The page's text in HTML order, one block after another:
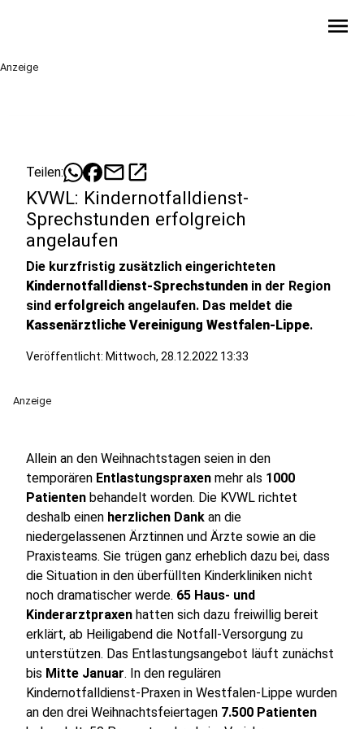
menu
Anzeige
Teilen: mailopen_in_new
KVWL: Kindernotfalldienst-
Sprechstunden erfolgreich
angelaufen
Die kurzfristig zusätzlich eingerichteten
Kindernotfalldienst-Sprechstunden in der Region
sind erfolgreich angelaufen. Das meldet die
Kassenärztliche Vereinigung Westfalen-Lippe.
Veröffentlicht: Mittwoch, 28.12.2022 13:33
Anzeige
Allein an den Weihnachtstagen seien in den
temporären Entlastungspraxen mehr als 1000
Patienten behandelt worden. Die KVWL richtet
deshalb einen herzlichen Dank an die
niedergelassenen Ärztinnen und Ärzte sowie an die
Praxisteams. Sie trügen ganz erheblich dazu bei, dass
die Situation in den überfüllten Kinderkliniken nicht
noch dramatischer werde. 65 Haus- und
Kinderarztpraxen hatten sich dazu freiwillig bereit
erklärt, ab Heiligabend die Notfall-Versorgung zu
unterstützen. Das Entlastungsangebot läuft zunächst
bis Mitte Januar. In den regulären
Kindernotfalldienst-Praxen in Westfalen-Lippe wurden
an den drei Weihnachtsfeiertagen 7.500 Patienten